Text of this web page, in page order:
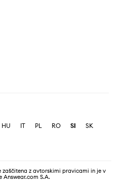
HU IT PL RO SI
SK
zaščitena z avtorskimi pravicami in je v
Answear.com S.A.